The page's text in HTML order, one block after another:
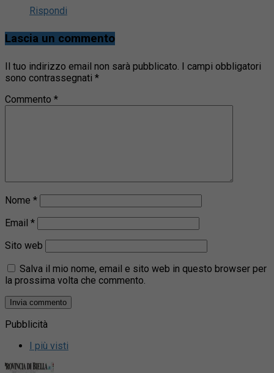
Rispondi
Lascia un commento
Il tuo indirizzo email non sarà pubblicato. I campi obbligatori
sono contrassegnati *
Commento *
Nome *
Email *
Sito web
Salva il mio nome, email e sito web in questo browser per
la prossima volta che commento.
Pubblicità
I più visti